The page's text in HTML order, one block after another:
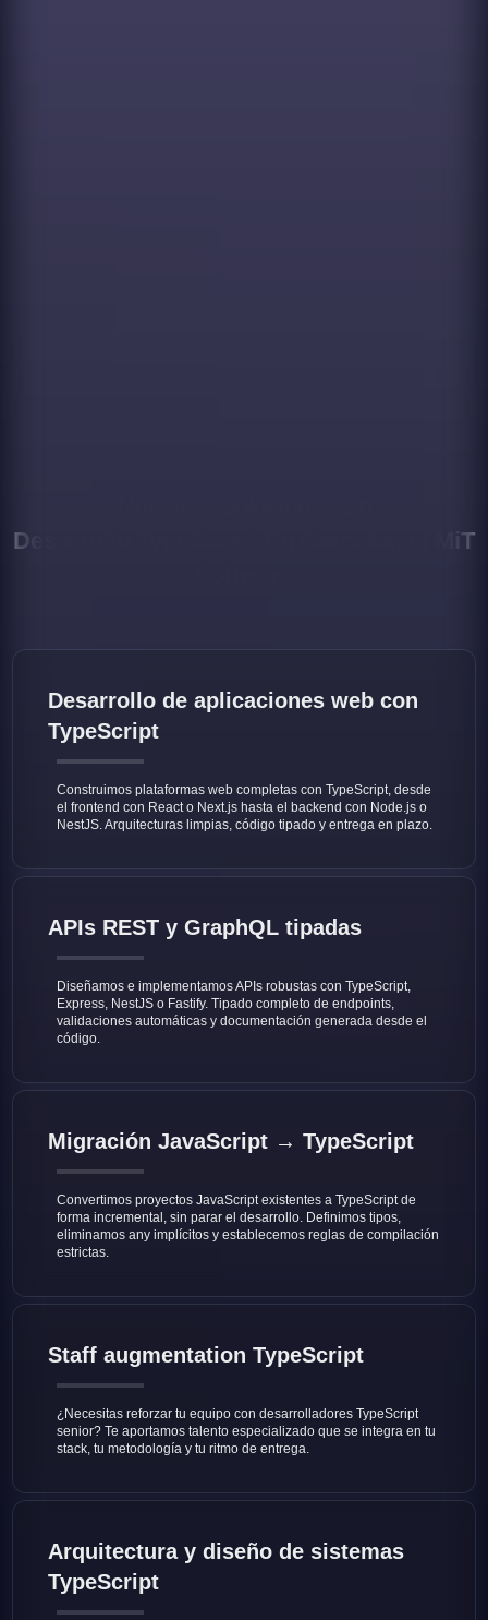
Desarrollo TypeScript En Barcelona | MiT
Desarrollo de aplicaciones web con
TypeScript
Construimos plataformas web completas con TypeScript, desde
el frontend con React o Next.js hasta el backend con Node.js o
NestJS. Arquitecturas limpias, código tipado y entrega en plazo.
APIs REST y GraphQL tipadas
Diseñamos e implementamos APIs robustas con TypeScript,
Express, NestJS o Fastify. Tipado completo de endpoints,
validaciones automáticas y documentación generada desde el
código.
Migración JavaScript → TypeScript
Convertimos proyectos JavaScript existentes a TypeScript de
forma incremental, sin parar el desarrollo. Definimos tipos,
eliminamos any implícitos y establecemos reglas de compilación
estrictas.
Staff augmentation TypeScript
¿Necesitas reforzar tu equipo con desarrolladores TypeScript
senior? Te aportamos talento especializado que se integra en tu
stack, tu metodología y tu ritmo de entrega.
Arquitectura y diseño de sistemas
TypeScript